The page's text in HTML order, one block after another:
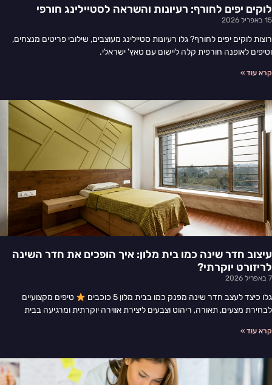
לוקים יפים לחורף: רעיונות והשראה לסטיילינג חורפי
15 באפריל 2026
רוצות לוקים יפים לחורף? גלו רעיונות סטיילינג מעוצבים, שילובי פריטים מנצחים,
וטיפים לאופנה חורפית קלה ליישום עם טאץ' ישראלי.
קרא עוד »
עיצוב חדר שינה כמו בית מלון: איך הופכים את חדר השינה
לריזורט יוקרתי?
7 באפריל 2026
גלו כיצד לעצב חדר שינה מפנק כמו בבית מלון 5 כוכבים
טיפים מקצועיים
לבחירת מצעים, תאורה, ריהוט וצבעים ליצירת אווירה יוקרתית ומרגיעה בבית
קרא עוד »